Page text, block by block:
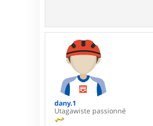
X
5
5
dany.1
Utagawiste passionné